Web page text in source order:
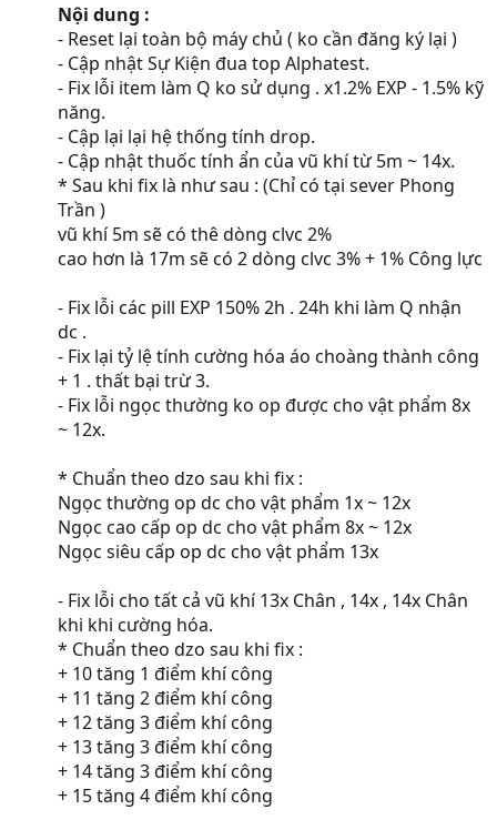
Nội dung :
- Reset lại toàn bộ máy chủ ( ko cần đăng ký lại )
- Cập nhật Sự Kiện đua top Alphatest.
- Fix lỗi item làm Q ko sử dụng . x1.2% EXP - 1.5% kỹ
năng.
- Cập lại lại hệ thống tính drop.
- Cập nhật thuốc tính ẩn của vũ khí từ 5m ~ 14x.
* Sau khi fix là như sau : (Chỉ có tại sever Phong
Trần )
vũ khí 5m sẽ có thê dòng clvc 2%
cao hơn là 17m sẽ có 2 dòng clvc 3% + 1% Công lực
- Fix lỗi các pill EXP 150% 2h . 24h khi làm Q nhận
dc .
- Fix lại tỷ lệ tính cường hóa áo choàng thành công
+ 1 . thất bại trừ 3.
- Fix lỗi ngọc thường ko op được cho vật phẩm 8x
~ 12x.
* Chuẩn theo dzo sau khi fix :
Ngọc thường op dc cho vật phẩm 1x ~ 12x
Ngọc cao cấp op dc cho vật phẩm 8x ~ 12x
Ngọc siêu cấp op dc cho vật phẩm 13x
- Fix lỗi cho tất cả vũ khí 13x Chân , 14x , 14x Chân
khi khi cường hóa.
* Chuẩn theo dzo sau khi fix :
+ 10 tăng 1 điểm khí công
+ 11 tăng 2 điểm khí công
+ 12 tăng 3 điểm khí công
+ 13 tăng 3 điểm khí công
+ 14 tăng 3 điểm khí công
+ 15 tăng 4 điểm khí công